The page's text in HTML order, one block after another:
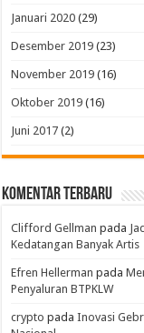
Januari 2020 (29)
Desember 2019 (23)
November 2019 (16)
Oktober 2019 (16)
Juni 2017 (2)
Komentar Terbaru
Clifford Gellman pada
Kedatangan Banyak Artis
Efren Hellerman pada
Penyaluran BTPKLW
crypto padaInovasi